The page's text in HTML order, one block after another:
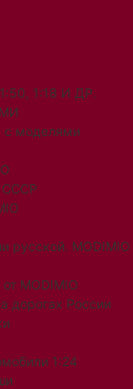
1:18 И ДР.
с моделями
СССР
русской. MODIMIO
MODIMIO
дорогах России
1:24